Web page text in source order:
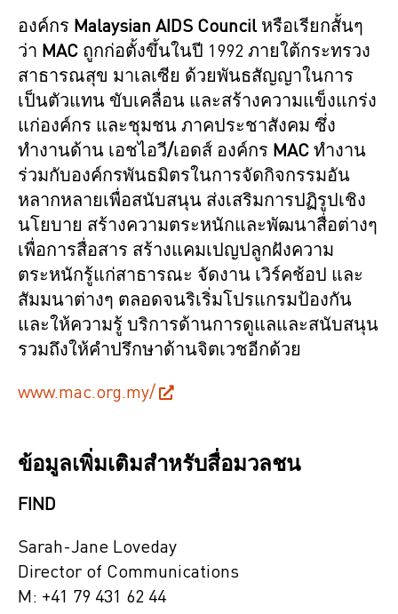
องค์กร Malaysian AIDS Council หรือเรียกสั้นๆ
ว่า MAC ถูกก่อตั้งขึ้นในปี 1992 ภายใต้กระทรวง
สาธารณสุข มาเลเซีย ด้วยพันธสัญญาในการ
เป็นตัวแทน ขับเคลื่อน และสร้างความแข็งแกร่ง
แก่องค์กร และชุมชน ภาคประชาสังคม ซึ่ง
ทำงานด้าน เอชไอวี/เอดส์ องค์กร MAC ทำงาน
ร่วมกับองค์กรพันธมิตรในการจัดกิจกรรมอัน
หลากหลายเพื่อสนับสนุน ส่งเสริมการปฏิรูปเชิง
นโยบาย สร้างความตระหนักและพัฒนาสื่อต่างๆ
เพื่อการสื่อสาร สร้างแคมเปญปลูกฝังความ
ตระหนักรู้แก่สาธารณะ จัดงาน เวิร์คช้อป และ
สัมมนาต่างๆ ตลอดจนริเริ่มโปรแกรมป้องกัน
และให้ความรู้ บริการด้านการดูแลและสนับสนุน
รวมถึงให้คำปรึกษาด้านจิตเวชอีกด้วย
www.mac.org.my/
ข้อมูลเพิ่มเติมสำหรับสื่อมวลชน
FIND
Sarah-Jane Loveday
Director of Communications
M: +41 79 431 62 44